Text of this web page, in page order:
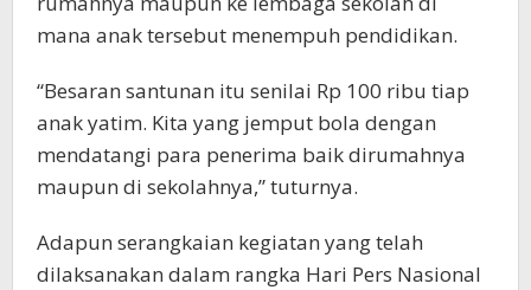
mana anak tersebut menempuh pendidikan.
“Besaran santunan itu senilai Rp 100 ribu tiap
anak yatim. Kita yang jemput bola dengan
mendatangi para penerima baik dirumahnya
maupun di sekolahnya,” tuturnya.
Adapun serangkaian kegiatan yang telah
dilaksanakan dalam rangka Hari Pers Nasional